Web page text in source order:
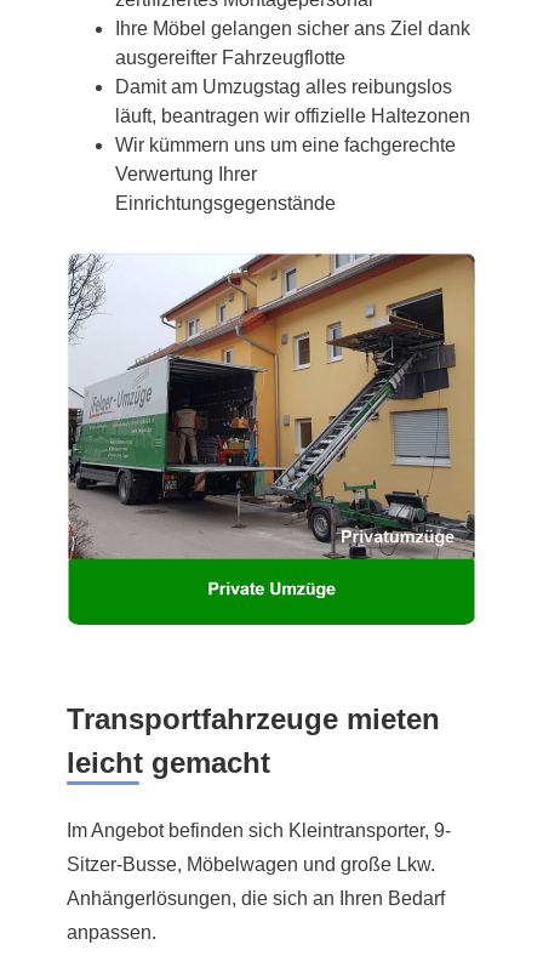
Ihre Möbel gelangen sicher ans Ziel dank
ausgereifter Fahrzeugflotte
Damit am Umzugstag alles reibungslos
läuft, beantragen wir offizielle Haltezonen
Wir kümmern uns um eine fachgerechte
Verwertung Ihrer
Einrichtungsgegenstände
Transportfahrzeuge mieten
leicht gemacht
Im Angebot befinden sich Kleintransporter, 9-
Sitzer-Busse, Möbelwagen und große Lkw.
Anhängerlösungen, die sich an Ihren Bedarf
anpassen.